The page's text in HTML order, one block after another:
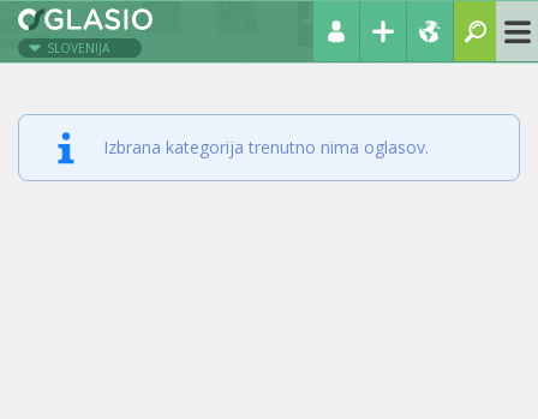
SLOVENIJA
Izbrana kategorija trenutno nima oglasov.